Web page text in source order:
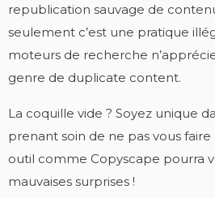
republication sauvage de
seulement c’est une pratique
moteurs de recherche
genre de duplicate content.
La coquille vide ? Soyez unique
prenant soin de ne pas vous
outil comme Copyscape pourra
mauvaises surprises !